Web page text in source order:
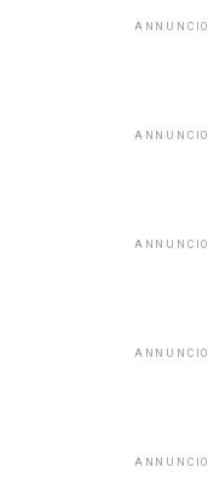
ANNUNCIO
ANNUNCIO
ANNUNCIO
ANNUNCIO
ANNUNCIO